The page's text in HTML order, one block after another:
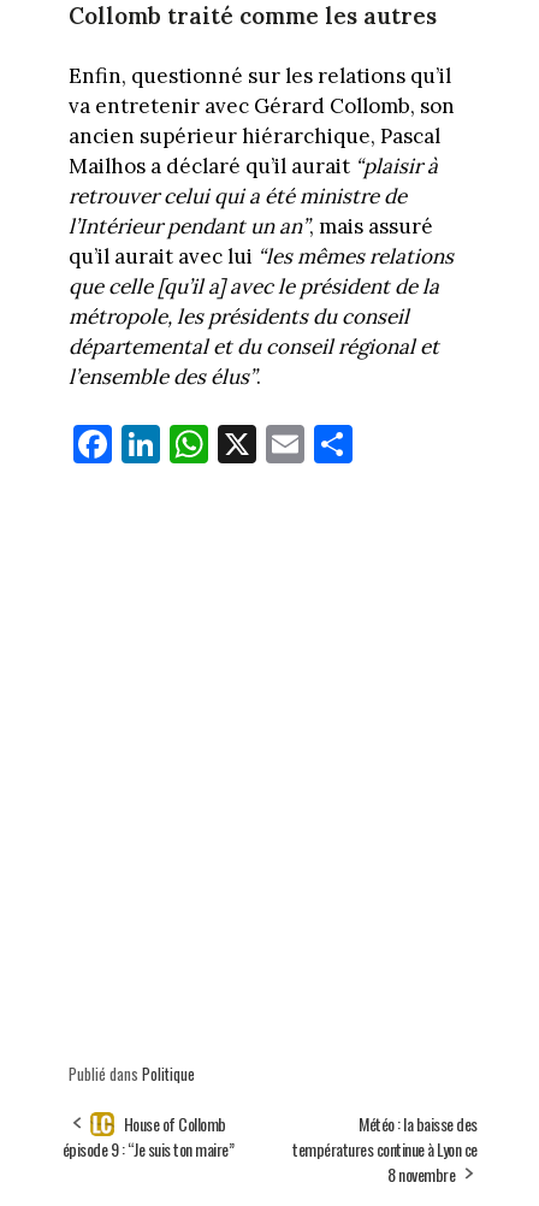
Collomb traité comme les autres
Enfin, questionné sur les relations qu’il
va entretenir avec Gérard Collomb, son
ancien supérieur hiérarchique, Pascal
Mailhos a déclaré qu’il aurait “plaisir à
retrouver celui qui a été ministre de
l’Intérieur pendant un an”, mais assuré
qu’il aurait avec lui “les mêmes relations
que celle [qu’il a] avec le président de la
métropole, les présidents du conseil
départemental et du conseil régional et
l’ensemble des élus”.
Fa
ce
Li
nk
W
ha
X E
m
Pa
rt
Publié dans Politique
House of Collomb
épisode 9 : “Je suis ton maire”
Météo : la baisse des
températures continue à Lyon ce
8 novembre